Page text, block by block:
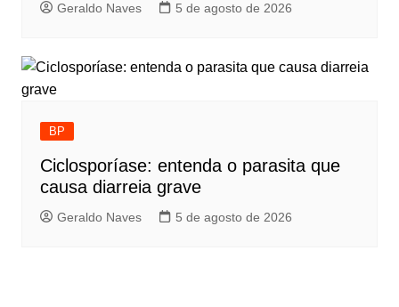
Geraldo Naves 5 de agosto de 2026
BP
Ciclosporíase: entenda o parasita que
causa diarreia grave
Geraldo Naves 5 de agosto de 2026